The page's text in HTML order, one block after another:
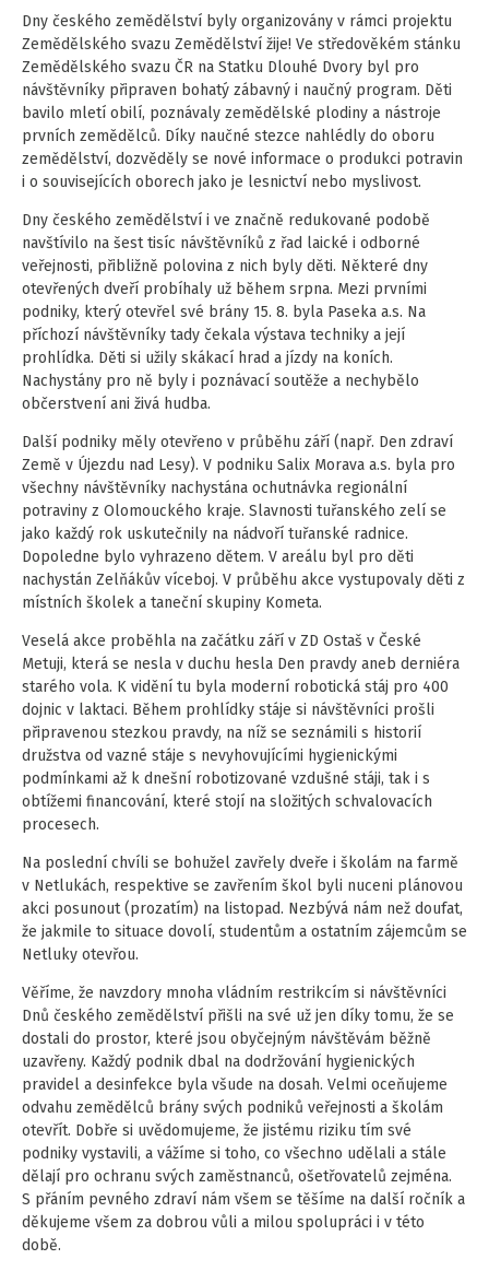
Dny českého zemědělství byly organizovány v rámci projektu
Zemědělského svazu Zemědělství žije! Ve středověkém stánku
Zemědělského svazu ČR na Statku Dlouhé Dvory byl pro
návštěvníky připraven bohatý zábavný i naučný program. Děti
bavilo mletí obilí, poznávaly zemědělské plodiny a nástroje
prvních zemědělců. Díky naučné stezce nahlédly do oboru
zemědělství, dozvěděly se nové informace o produkci potravin
i o souvisejících oborech jako je lesnictví nebo myslivost.
Dny českého zemědělství i ve značně redukované podobě
navštívilo na šest tisíc návštěvníků z řad laické i odborné
veřejnosti, přibližně polovina z nich byly děti. Některé dny
otevřených dveří probíhaly už během srpna. Mezi prvními
podniky, který otevřel své brány 15. 8. byla Paseka a.s. Na
příchozí návštěvníky tady čekala výstava techniky a její
prohlídka. Děti si užily skákací hrad a jízdy na koních.
Nachystány pro ně byly i poznávací soutěže a nechybělo
občerstvení ani živá hudba.
Další podniky měly otevřeno v průběhu září (např. Den zdraví
Země v Újezdu nad Lesy). V podniku Salix Morava a.s. byla pro
všechny návštěvníky nachystána ochutnávka regionální
potraviny z Olomouckého kraje. Slavnosti tuřanského zelí se
jako každý rok uskutečnily na nádvoří tuřanské radnice.
Dopoledne bylo vyhrazeno dětem. V areálu byl pro děti
nachystán Zelňákův víceboj. V průběhu akce vystupovaly děti z
místních školek a taneční skupiny Kometa.
Veselá akce proběhla na začátku září v ZD Ostaš v České
Metuji, která se nesla v duchu hesla Den pravdy aneb derniéra
starého vola. K vidění tu byla moderní robotická stáj pro 400
dojnic v laktaci. Během prohlídky stáje si návštěvníci prošli
připravenou stezkou pravdy, na níž se seznámili s historií
družstva od vazné stáje s nevyhovujícími hygienickými
podmínkami až k dnešní robotizované vzdušné stáji, tak i s
obtížemi financování, které stojí na složitých schvalovacích
procesech.
Na poslední chvíli se bohužel zavřely dveře i školám na farmě
v Netlukách, respektive se zavřením škol byli nuceni plánovou
akci posunout (prozatím) na listopad. Nezbývá nám než doufat,
že jakmile to situace dovolí, studentům a ostatním zájemcům se
Netluky otevřou.
Věříme, že navzdory mnoha vládním restrikcím si návštěvníci
Dnů českého zemědělství přišli na své už jen díky tomu, že se
dostali do prostor, které jsou obyčejným návštěvám běžně
uzavřeny. Každý podnik dbal na dodržování hygienických
pravidel a desinfekce byla všude na dosah. Velmi oceňujeme
odvahu zemědělců brány svých podniků veřejnosti a školám
otevřít. Dobře si uvědomujeme, že jistému riziku tím své
podniky vystavili, a vážíme si toho, co všechno udělali a stále
dělají pro ochranu svých zaměstnanců, ošetřovatelů zejména.
S přáním pevného zdraví nám všem se těšíme na další ročník a
děkujeme všem za dobrou vůli a milou spolupráci i v této
době.